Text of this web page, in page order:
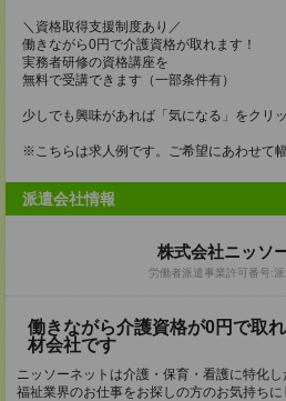
＼資格取得支援制度あり／
働きながら0円で介護資格が取れます！
実務者研修の資格講座を
無料で受講できます（一部条件有）
少しでも興味があれば「気になる」をクリッ
※こちらは求人例です。ご希望にあわせて
派遣会社情報
株式会社ニッソ
労働者派遣事業許可番号:
働きながら介護資格が0円で取
材会社です
ニッソーネットは介護・保育・看護に特化し
福祉業界のお仕事をお探しの方のお気持ち